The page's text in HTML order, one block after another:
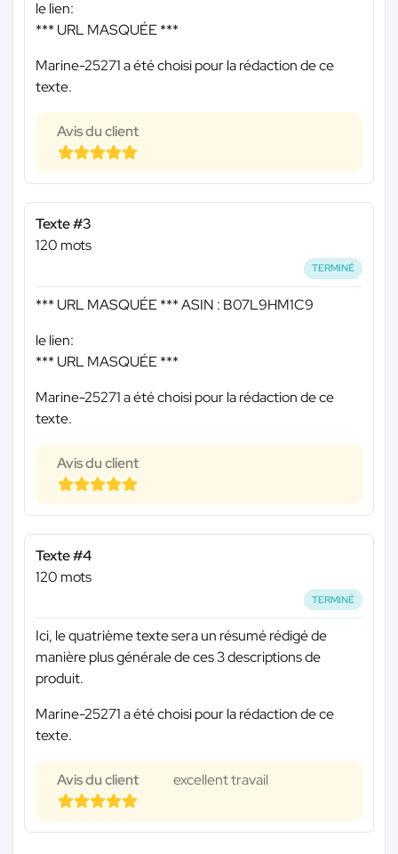
le lien:
*** URL MASQUÉE ***
Marine-25271 a été choisi pour la rédaction de ce
texte.
Avis du client
Texte #3
120 mots
TERMINÉ
*** URL MASQUÉE ***ASIN : B07L9HM1C9
le lien:
*** URL MASQUÉE ***
Marine-25271 a été choisi pour la rédaction de ce
texte.
Avis du client
Texte #4
120 mots
TERMINÉ
Ici, le quatrième texte sera un résumé rédigé de
manière plus générale de ces 3 descriptions de
produit.
Marine-25271 a été choisi pour la rédaction de ce
texte.
Avis du client excellent travail